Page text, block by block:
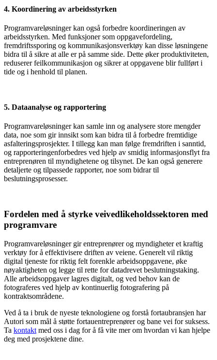
4. Koordinering av arbeidsstyrken
Programvareløsninger kan også forbedre koordineringen av
arbeidsstyrken. Med funksjoner som oppgavefordeling,
fremdriftssporing og kommunikasjonsverktøy kan disse løsningene
bidra til å sikre at alle er på samme side. Dette øker produktiviteten,
reduserer feilkommunikasjon og sikrer at oppgavene blir fullført i
tide og i henhold til planen.
5. Dataanalyse og rapportering
Programvareløsninger kan samle inn og analysere store mengder
data, noe som gir innsikt som kan bidra til å forbedre fremtidige
asfalteringsprosjekter. I tillegg kan man følge fremdriften i sanntid,
og rapporteringenforbedres ved hjelp av smidig informasjonsflyt fra
entreprenøren til myndighetene og tilsynet. De kan også generere
detaljerte og tilpassede rapporter, noe som bidrar til
beslutningsprosesser.
Fordelen med å styrke veivedlikeholdssektoren med
programvare
Programvareløsninger gir entreprenører og myndigheter et kraftig
verktøy for å effektivisere driften av veiene. Generelt vil riktig
digital tjeneste for riktig felt forenkle arbeidsoppgavene, øke
nøyaktigheten og legge til rette for datadrevet beslutningstaking.
Alle arbeidsoppgaver lagres digitalt, og ved behov kan de
fotograferes ved hjelp av kontinuerlig fotografering på
kontraktsområdene.
Ved å ta i bruk de nyeste teknologiene og forstå fortaubransjen har
Autori som mål å støtte fortauentreprenører og bane vei for suksess.
Ta kontakt med oss i dag for å få vite mer om hvordan vi kan hjelpe
deg med prosjektene dine.